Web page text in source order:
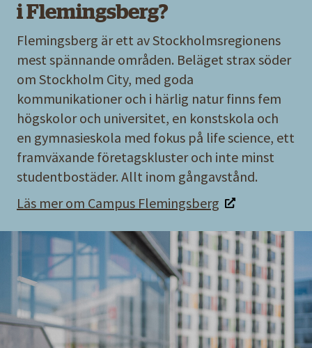
i Flemingsberg?
Flemingsberg är ett av Stockholmsregionens
mest spännande områden. Beläget strax söder
om Stockholm City, med goda
kommunikationer och i härlig natur finns fem
högskolor och universitet, en konstskola och
en gymnasieskola med fokus på life science, ett
framväxande företagskluster och inte minst
studentbostäder. Allt inom gångavstånd.
Läs mer om Campus Flemingsberg